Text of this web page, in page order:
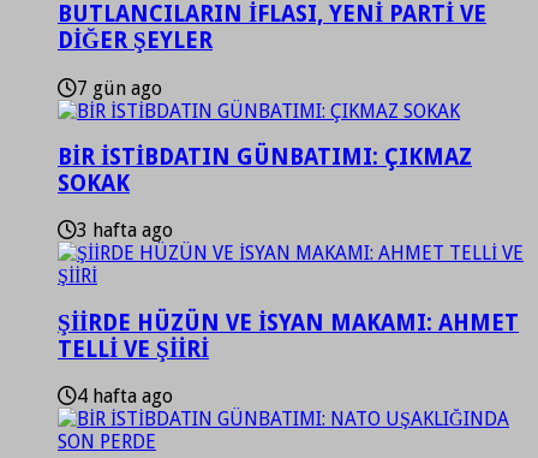
BUTLANCILARIN İFLASI, YENİ PARTİ VE
DİĞER ŞEYLER
7 gün ago
BİR İSTİBDATIN GÜNBATIMI: ÇIKMAZ
SOKAK
3 hafta ago
ŞİİRDE HÜZÜN VE İSYAN MAKAMI: AHMET
TELLİ VE ŞİİRİ
4 hafta ago